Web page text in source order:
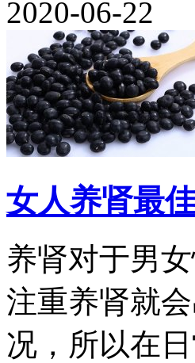
2020-06-22
女人养肾最
养肾对于男
注重养肾就
况，所以在